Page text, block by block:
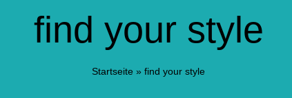
find your style
Startseite » find your style